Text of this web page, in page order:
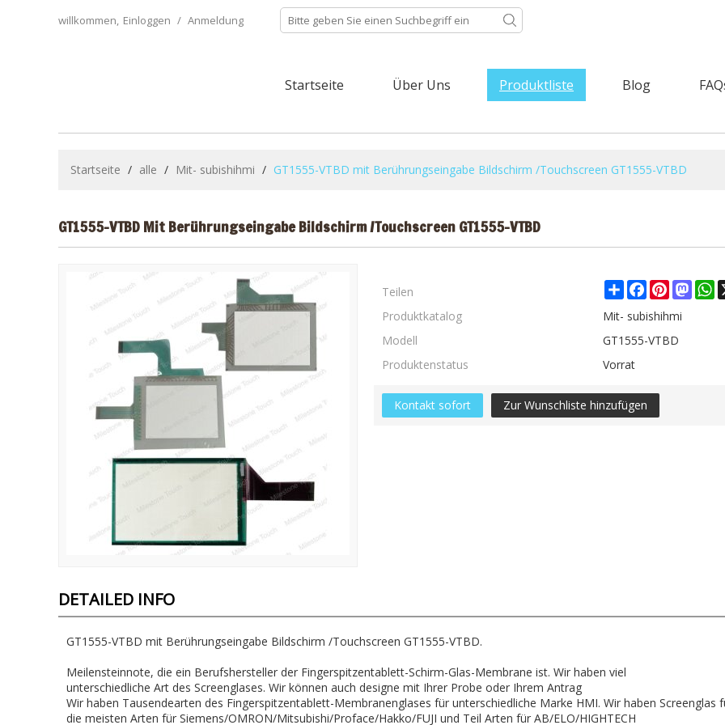
willkommen, Einloggen / Anmeldung
Startseite Über Uns Produktliste Blog
Startseite / alle / Mit- subishihmi / GT1555-VTBD mit Berührungseingabe Bildschirm /Touchscreen GT1555-VTBD
GT1555-VTBD Mit Berührungseingabe Bildschirm /Touchscreen GT1555-VTBD
Teilen ShareFacebook
Pinterest
Produktkatalog
Mit- subishihmi
Modell
GT1555-VTBD
Produktenstatus
Vorrat
Kontakt sofort Zur Wunschliste hinzufügen
DETAILED INFO
GT1555-VTBD mit Berührungseingabe Bildschirm /Touchscreen GT1555-VTBD.
Meilensteinnote, die ein Berufshersteller der Fingerspitzentablett-Schirm-Glas-Membrane ist. Wir haben viel
unterschiedliche Art des Screenglases. Wir können auch designe mit Ihrer Probe oder Ihrem Antrag
Wir haben Tausendearten des Fingerspitzentablett-Membranenglases für unterschiedliche Marke HMI. Wir haben Screenglas
die meisten Arten für Siemens/OMRON/Mitsubishi/Proface/Hakko/FUJI und Teil Arten für AB/ELO/HIGHTECH